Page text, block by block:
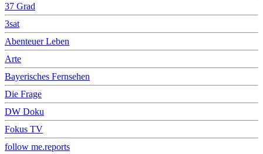
37 Grad
3sat
Abenteuer Leben
Arte
Bayerisches Fernsehen
Die Frage
DW Doku
Fokus TV
follow me.reports